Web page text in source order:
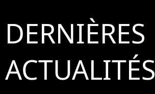
DERNIÈRES
ACTUALITÉS